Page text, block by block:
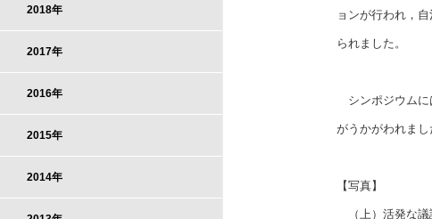
ョンが行われ，
られました。
シンポジウムに
がうかがわれまし
【写真】
（上）活発な議
2018年
2017年
2016年
2015年
2014年